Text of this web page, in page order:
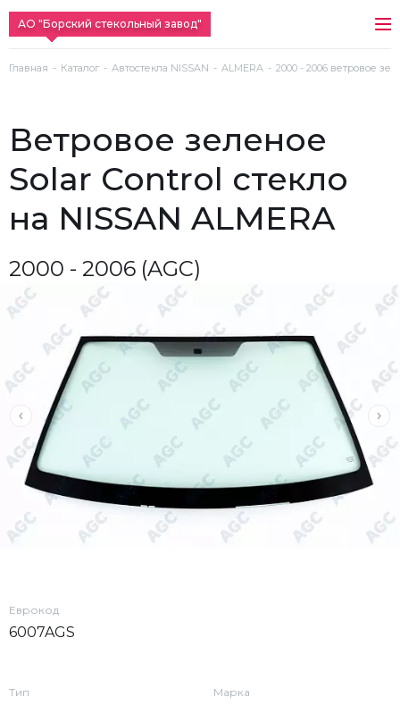
АО "Борский стекольный завод"
Главная Каталог Автостекла NISSAN ALMERA 2000 - 2006 ветровое
ветровое зеленое
Solar Control стекло
на NISSAN ALMERA
2000 - 2006 (AGC)
Еврокод
6007AGS
Тип Марка